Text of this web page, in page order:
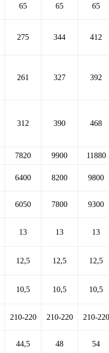
65 65 65
275 344 412
261 327 392
312 390 468
7820 9900 11880
6400 8200 9800
6050 7800 9300
13 13 13
12,5 12,5 12,5
10,5 10,5 10,5
210-220 210-220 210-220
44,5 48 54